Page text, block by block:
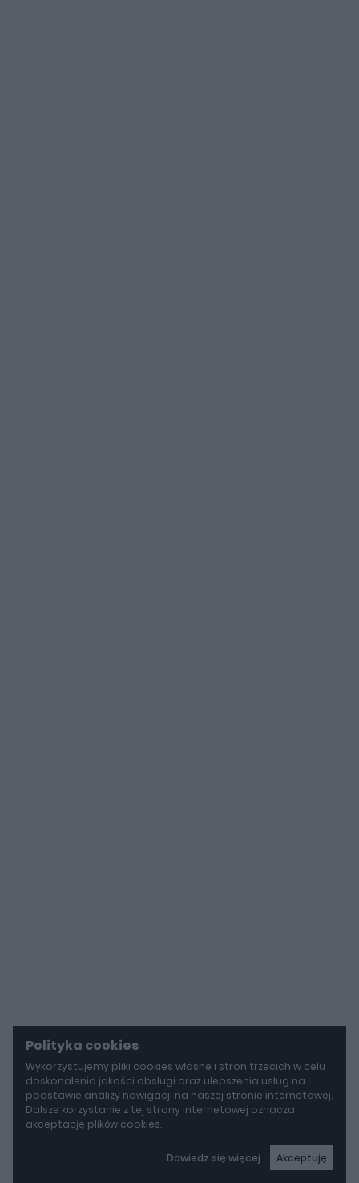
Polityka cookies
Wykorzystujemy pliki cookies własne i stron trzecich w celu
doskonalenia jakości obsługi oraz ulepszenia usług na
podstawie analizy nawigacji na naszej stronie internetowej.
Dalsze korzystanie z tej strony internetowej oznacza
akceptację plików cookies.
Dowiedz się więcej Akceptuję